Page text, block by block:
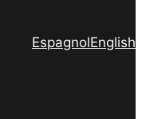
EspagnolEnglish